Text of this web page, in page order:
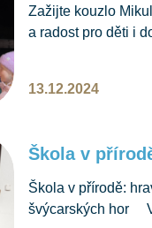
Zažijte kouzlo
a radost pro děti i
13.12.2024
Škola v
Škola v přírodě:
švýcarských hor V